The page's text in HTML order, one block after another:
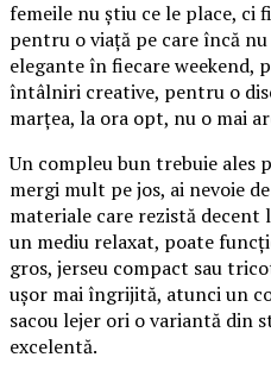
femeile nu știu ce le place, ci
pentru o viață pe care încă
elegante în fiecare
întâlniri creative, pentru o
marțea, la ora opt, nu o mai
Un compleu bun trebuie ales
mergi mult pe jos, ai nevoie
materiale care rezistă
un mediu relaxat, poate
gros, jerseu compact sau
ușor mai îngrijită, atunci un
sacou lejer ori o variantă din
excelentă.